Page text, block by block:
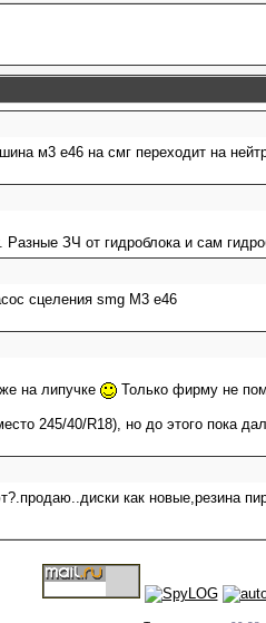
м3 е46 на смг переходит на
ЗЧ от гидроблока и сам
сцеления smg M3 e46
на липучке
Только фирму не
245/40/R18), но до этого пока
как новые,резина